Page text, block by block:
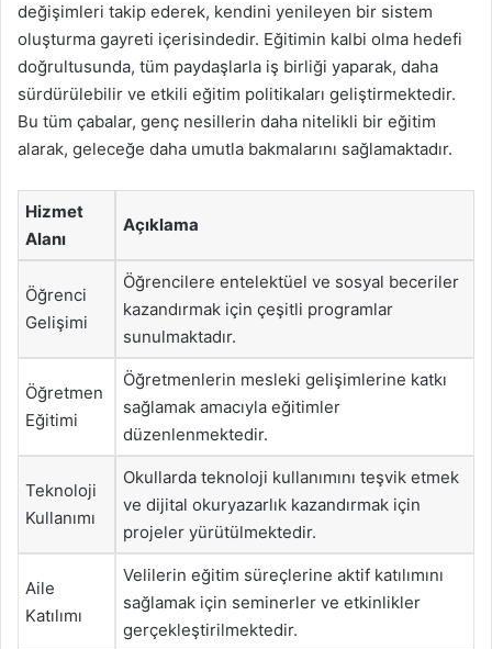
değişimleri takip ederek, kendini yenileyen bir sistem
oluşturma gayreti içerisindedir. Eğitimin kalbi olma hedefi
doğrultusunda, tüm paydaşlarla iş birliği yaparak, daha
sürdürülebilir ve etkili eğitim politikaları geliştirmektedir.
Bu tüm çabalar, genç nesillerin daha nitelikli bir eğitim
alarak, geleceğe daha umutla bakmalarını sağlamaktadır.
Hizmet
Alanı
Açıklama
Öğrenci
Gelişimi
Öğrencilere entelektüel ve sosyal beceriler
kazandırmak için çeşitli programlar
sunulmaktadır.
Öğretmen
Eğitimi
Öğretmenlerin mesleki gelişimlerine katkı
sağlamak amacıyla eğitimler
düzenlenmektedir.
Teknoloji
Kullanımı
Okullarda teknoloji kullanımını teşvik etmek
ve dijital okuryazarlık kazandırmak için
projeler yürütülmektedir.
Aile
Katılımı
Velilerin eğitim süreçlerine aktif katılımını
sağlamak için seminerler ve etkinlikler
gerçekleştirilmektedir.